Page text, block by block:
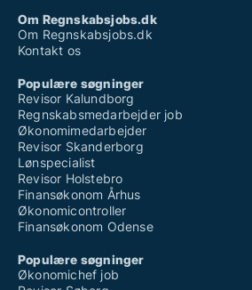
Om Regnskabsjobs.dk
Om Regnskabsjobs.dk
Kontakt os
Populære søgninger
Revisor Kalundborg
Regnskabsmedarbejder job
Økonomimedarbejder
Revisor Skanderborg
Lønspecialist
Revisor Holstebro
Finansøkonom Århus
Økonomicontroller
Finansøkonom Odense
Populære søgninger
Økonomichef job